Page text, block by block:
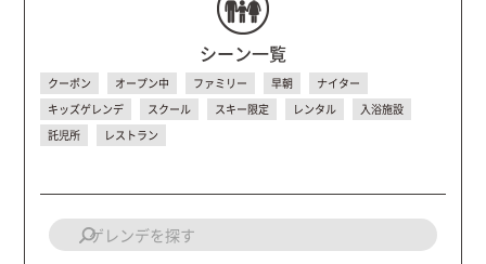
シーン一覧
クーポン オープン中 ファミリー 早朝
ナイター
キッズゲレンデ
スクール スキー限定 レンタル
入浴施設
託児所
レストラン